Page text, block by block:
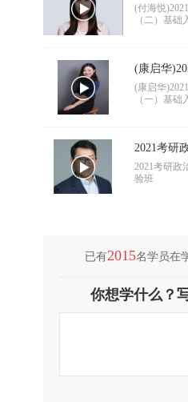
（二）基
(付海悦
（二）基础
(康启华
（一）基
(康启华
（一）基础
2021考研
导学
2021考研政
验班
(付海悦
（二）基
(付海悦
（二）基础
（一）基
(康启华
（一）基础
已有2015名学员在
你想学什么？